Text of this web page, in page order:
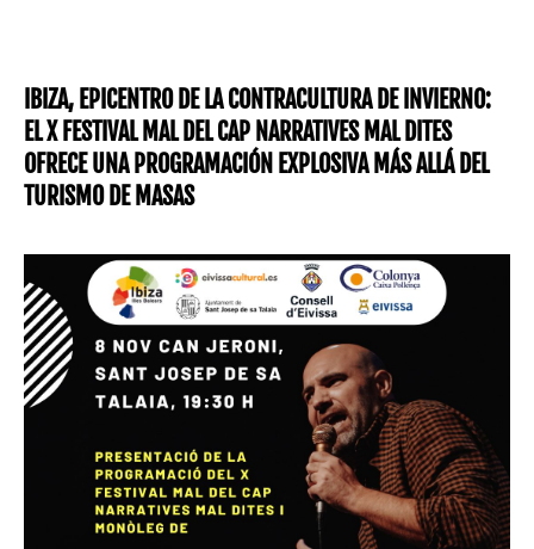
IBIZA, EPICENTRO DE LA CONTRACULTURA DE INVIERNO:
EL X FESTIVAL MAL DEL CAP NARRATIVES MAL DITES
OFRECE UNA PROGRAMACIÓN EXPLOSIVA MÁS ALLÁ DEL
TURISMO DE MASAS